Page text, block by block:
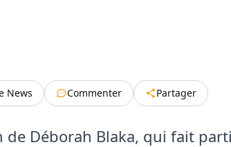
News Commenter Partager
de Déborah Blaka, qui fait